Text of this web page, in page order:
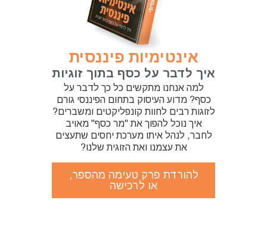
אינטימיות פיננסית
איך לדבר על כסף בתוך זוגיות
למה אנחנו מתקשים כל כך לדבר על
כסף? מדוע העיסוק בתחום הפיננסי גורם
לזוגות רבים לחוות קונפליקטים ומשברים?
איך נוכל להפוך את "מר כסף" מאויב
לחבר, לנהל איתו מערכת יחסים שתעצים
את עצמנו ואת הזוגית שלנו?
להורדת פרק טעימה מהספר,
או לרכישה